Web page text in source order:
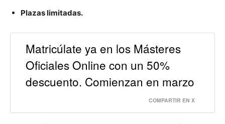
Plazas limitadas.
Matricúlate ya en los Másteres
Oficiales Online con un 50%
descuento. Comienzan en marzo
COMPARTIR EN X